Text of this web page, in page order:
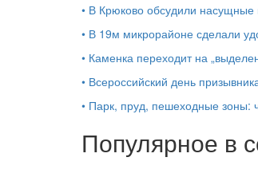
• В Крюково обсудили насущные
• В 19м микрорайоне сделали
• Каменка переходит на
• Всероссийский день
• Парк, пруд, пешеходные зоны:
Популярное в